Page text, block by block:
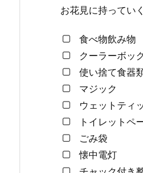
お花見に持ってい
食べ物飲み物
クーラーボッ
使い捨て食器
マジック
ウェットティ
トイレットペ
ごみ袋
懐中電灯